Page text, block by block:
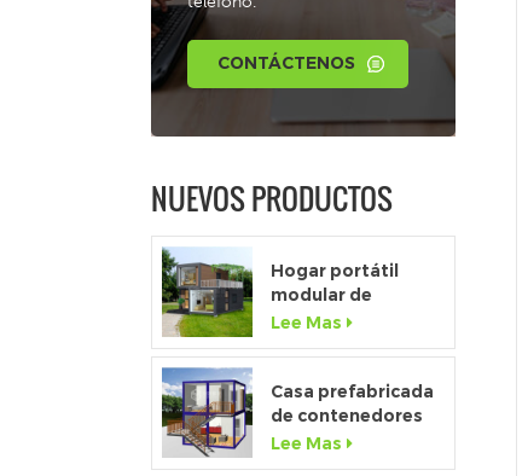
CONTÁCTENOS
NUEVOS PRODUCTOS
Hogar portátil
modular de
ventana de altura
completa de gama
Lee Mas
Casa prefabricada
de contenedores
de paquete plano
de lujo 2020 con
Lee Mas